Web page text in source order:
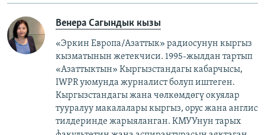
Венера Сагындык кызы
«Эркин Европа/Азаттык» радиосунун кыргыз
кызматынын жетекчиси. 1995-жылдан тартып
«Азаттыктын» Кыргызстандагы кабарчысы,
IWPR уюмунда журналист болуп иштеген.
Кыргызстандагы жана чөлкөмдөгү окуялар
тууралуу макалалары кыргыз, орус жана англис
тилдеринде жарыяланган. КМУУнун тарых